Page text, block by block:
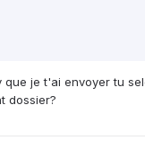
que je t'ai envoyer tu
dossier?